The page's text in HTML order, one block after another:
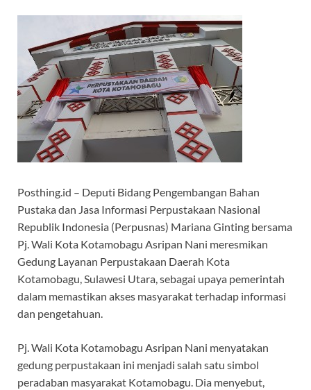
Posthing.id – Deputi Bidang Pengembangan Bahan
Pustaka dan Jasa Informasi Perpustakaan Nasional
Republik Indonesia (Perpusnas) Mariana Ginting bersama
Pj. Wali Kota Kotamobagu Asripan Nani meresmikan
Gedung Layanan Perpustakaan Daerah Kota
Kotamobagu, Sulawesi Utara, sebagai upaya pemerintah
dalam memastikan akses masyarakat terhadap informasi
dan pengetahuan.
Pj. Wali Kota Kotamobagu Asripan Nani menyatakan
gedung perpustakaan ini menjadi salah satu simbol
peradaban masyarakat Kotamobagu. Dia menyebut,